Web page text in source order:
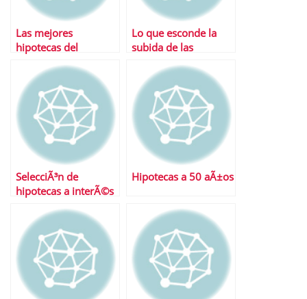
Las mejores
hipotecas del
Lo que esconde la
subida de las
SelecciÃ³n de
hipotecas a interÃ©s
Hipotecas a 50 aÃ±os